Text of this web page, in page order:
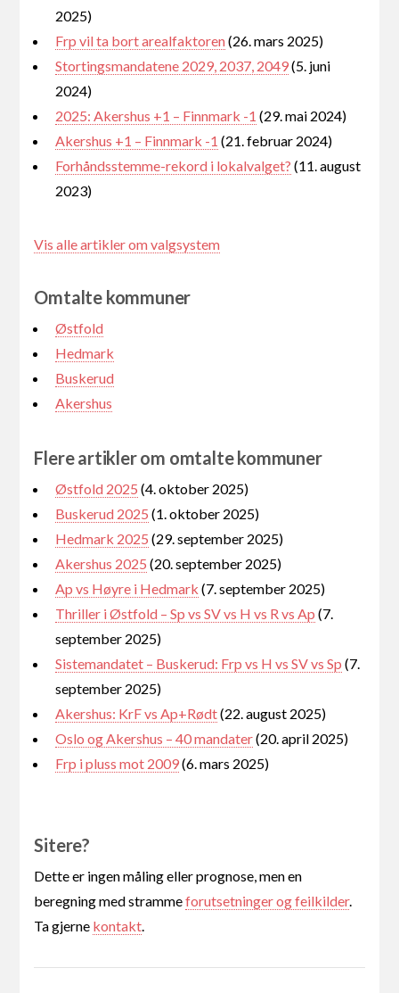
2025)
Frp vil ta bort arealfaktoren(26. mars 2025)
Stortingsmandatene 2029, 2037, 2049(5. juni
2024)
2025: Akershus +1 – Finnmark -1 (29. mai 2024)
Akershus +1 – Finnmark -1 (21. februar 2024)
Forhåndsstemme-rekord i lokalvalget? (11. august
2023)
Vis alle artikler om valgsystem
Omtalte kommuner
Østfold
Hedmark
Buskerud
Akershus
Flere artikler om omtalte kommuner
Østfold 2025 (4. oktober 2025)
Buskerud 2025 (1. oktober 2025)
Hedmark 2025 (29. september 2025)
Akershus 2025 (20. september 2025)
Ap vs Høyre i Hedmark (7. september 2025)
Thriller i Østfold – Sp vs SV vs H vs R vs Ap (7.
september 2025)
Sistemandatet – Buskerud: Frp vs H vs SV vs Sp (7.
september 2025)
Akershus: KrF vs Ap+Rødt(22. august 2025)
Oslo og Akershus – 40 mandater(20. april 2025)
Frp i pluss mot 2009(6. mars 2025)
Sitere?
Dette er ingen måling eller prognose, men en
beregning med strammeforutsetninger og feilkilder.
Ta gjerne kontakt